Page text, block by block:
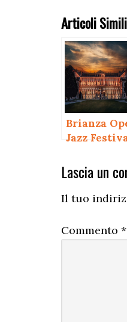
Articoli
Brianza
Jazz
del
Lascia un
Il tuo
Commento *